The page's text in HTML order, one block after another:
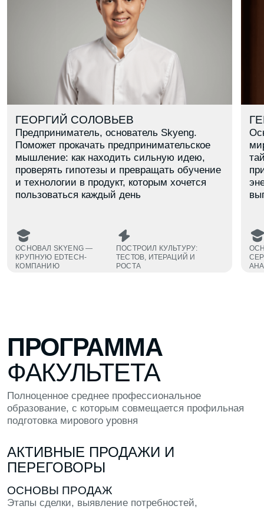
Познакомься с теми, кто разделяет твои
интересы
ЗНАКОМСТВА
программы: макет, код или лендинг
ПРАКТИКА
прямо в кампусе
ОТВЕТЫ
В каком ты классе?
9 10 11
Заявку оставляет родитель
Подобрать факультет